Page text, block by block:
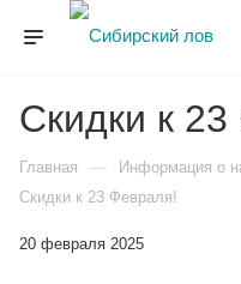
Скидки к
Главная — Информация о
Скидки к 23 Февраля!
20 февраля 2025